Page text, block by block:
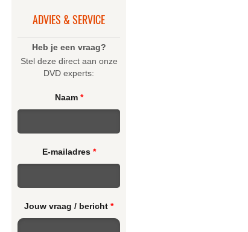
ADVIES & SERVICE
Heb je een vraag?
Stel deze direct aan onze
DVD experts:
Naam *
E-mailadres *
Jouw vraag / bericht *